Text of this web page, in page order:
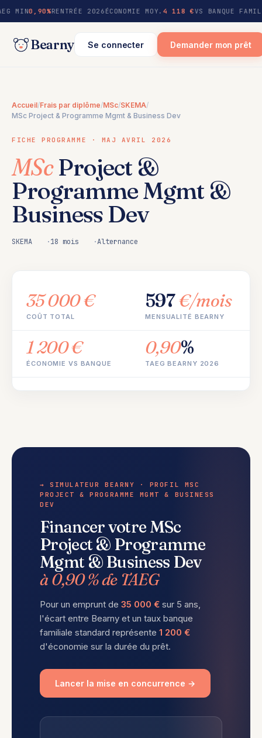
contenu
MIN0,90%RENTRÉE 2026 ÉCONOMIE MOY. 4 118 €VS BANQUE
Bearny Se connecter Demander mon prêt
Accueil/Frais par diplôme/MSc/SKEMA/
MSc Project & Programme Mgmt & Business Dev
FICHE PROGRAMME · MAJ AVRIL 2026
MScProject &
Programme Mgmt &
Business Dev
SKEMA 18 mois Alternance
35 000 €
COÛT TOTAL
597€/mois
MENSUALITÉ BEARNY
1 200 €
ÉCONOMIE VS BANQUE
0,90%
TAEG BEARNY 2026
→ SIMULATEUR BEARNY · PROFIL MSC
PROJECT & PROGRAMME MGMT & BUSINESS
DEV
Financer votre MSc
Project & Programme
Mgmt & Business Dev
à 0,90 % de TAEG
Pour un emprunt de 35 000 € sur 5 ans,
l'écart entre Bearny et un taux banque
familiale standard représente 1 200 €
d'économie sur la durée du prêt.
Lancer la mise en concurrence →